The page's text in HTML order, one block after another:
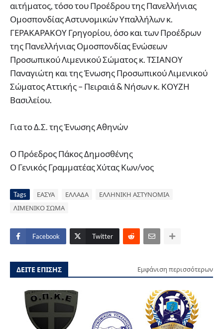
αιτήματος, τόσο του Προέδρου της Πανελλήνιας
Ομοσπονδίας Αστυνομικών Υπαλλήλων κ.
ΓΕΡΑΚΑΡΑΚΟΥ Γρηγορίου, όσο και των Προέδρων
της Πανελλήνιας Ομοσπονδίας Ενώσεων
Προσωπικού Λιμενικού Σώματος κ. ΤΣΙΑΝΟΥ
Παναγιώτη και της Ένωσης Προσωπικού Λιμενικού
Σώματος Αττικής – Πειραιά & Νήσων κ. ΚΟΥΖΗ
Βασιλείου.
Για το Δ.Σ. της Ένωσης Αθηνών
Ο Πρόεδρος Πάκος Δημοσθένης
Ο Γενικός Γραμματέας Χύτας Κων/νος
Tags ΕΑΣΥΑ ΕΛΛΑΔΑ
ΕΛΛΗΝΙΚΗ ΑΣΤΥΝΟΜΙΑ
ΛΙΜΕΝΙΚΟ ΣΩΜΑ
Facebook Twitter
ΔΕΙΤΕ ΕΠΙΣΗΣ Εμφάνιση περισσότερων